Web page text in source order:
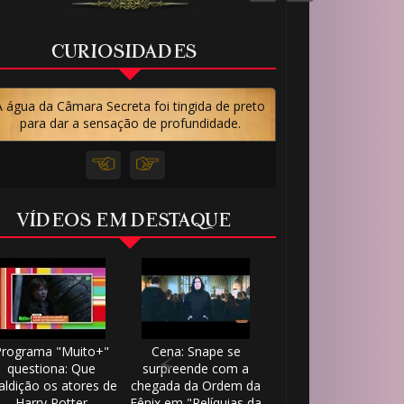
CURIOSIDADES
água da Câmara Secreta foi tingida de preto
para dar a sensação de profundidade.
VÍDEOS EM DESTAQUE
"Muito+"
questiona: Que
os atores de
Cena: Snape se
surpreende com a
chegada da Ordem da
🎂
⚡